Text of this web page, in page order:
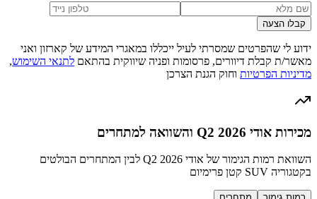
קבלו הצעה
ידוע לי שהפרטים שמסרתי לעיל ייכללו במאגרי המידע של קארזון ואני
מאשר/ת קבלת דיוורים, פרסומות ופניה שיווקית בהתאם לתנאי השימוש,
מדיניות הפרטיות וחוק הגנת הצרכן
מכירות אודי Q2 2026 והשוואה למתחרים
השוואת רמות הגימור של אודי Q2 2026 לבין המתחרים הבולטים
בקטגוריה SUV קטן פרימיום